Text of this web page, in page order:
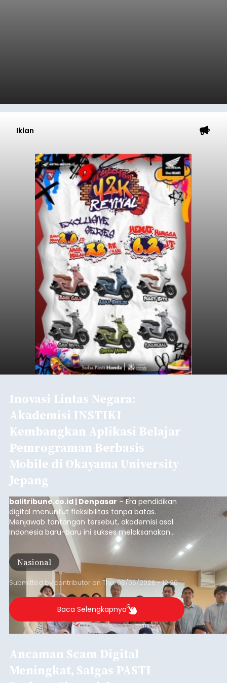
Iklan
Inovasi Lintas Negara:
Akademisi INSTIKI
Kembangkan Aplikasi Belajar
Pemrograman Berbasis
Mobile di Okayama University
Jepang
balitribune.co.id | Denpasar – Era pendidikan
digital menuntut fleksibilitas tanpa batas.
Menjawab tantangan tersebut, akademisi asal
Indonesia baru-baru ini sukses melaksanakan
program Pengabdian Kepada Masyarakat (PKM)
skala internasional di Distributed Systems
Laboratory, Okayama University, Jepang.
Nasional
Submitted by contributor on Thu, 08/06/2026 - 12:20
Baca Selengkapnya
Ancaman Scam Digital
Meningkat, Satgas PASTI